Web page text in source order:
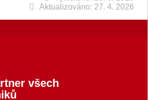
Aktualizováno: 27. 4. 2026
všech